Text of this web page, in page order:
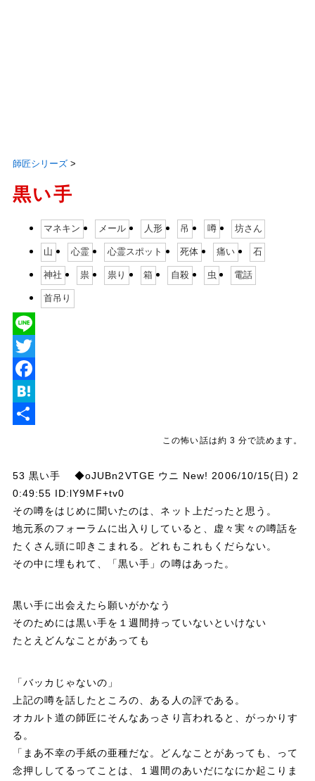
師匠シリーズ>
黒い手
マネキン メール 人形 吊 噂 坊さん
山 心霊 心霊スポット 死体 痛い 石
神社 祟 祟り 箱 自殺 虫 電話
首吊り
L
e
T
w
e
a
b
o
k
H
e
a
この怖い話は約 3 分で読めます。
53 黒い手 ◆oJUBn2VTGE ウニ New! 2006/10/15(日) 2
0:49:55 ID:lY9MF+tv0
その噂をはじめに聞いたのは、ネット上だったと思う。
地元系のフォーラムに出入りしていると、虚々実々の噂話を
たくさん頭に叩きこまれる。どれもこれもくだらない。
その中に埋もれて、「黒い手」の噂はあった。
黒い手に出会えたら願いがかなう
そのためには黒い手を１週間持っていないといけない
たとえどんなことがあっても
「バッカじゃないの」
上記の噂を話したところの、ある人の評である。
オカルト道の師匠にそんなあっさり言われると、がっかりす
る。
「まあ不幸の手紙の亜種だな。どんなことがあっても、って
念押ししてるってことは、１週間のあいだになにか起こりま